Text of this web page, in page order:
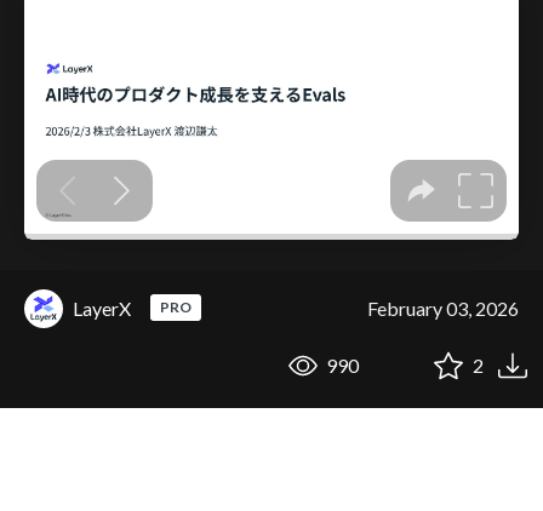
LayerX PRO February 03, 2026
990 2